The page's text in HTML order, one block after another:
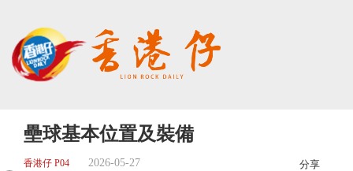
壘球基本位置及裝備
香港仔 P04 2026-05-27 分享